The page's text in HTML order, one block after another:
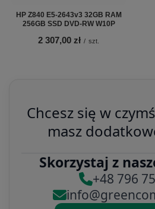
HP Z840 E5-2643v3 32GB RAM
256GB SSD DVD-RW W10P
2 307,00 zł / szt.
Chcesz się w
masz
Skorzystaj z
+48 796